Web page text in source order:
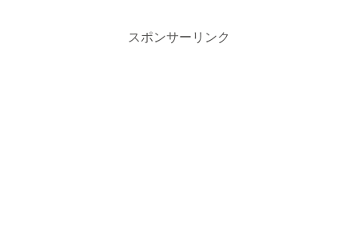
スポンサーリンク